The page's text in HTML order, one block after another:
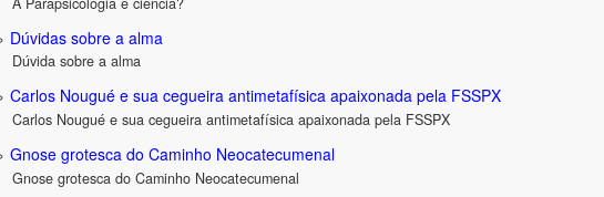
Dúvidas sobre a alma
Dúvida sobre a alma
Carlos Nougué e sua cegueira antimetafísica apaixonada pela FSSPX
Carlos Nougué e sua cegueira antimetafísica apaixonada pela FSSPX
Gnose grotesca do Caminho Neocatecumenal
Gnose grotesca do Caminho Neocatecumenal